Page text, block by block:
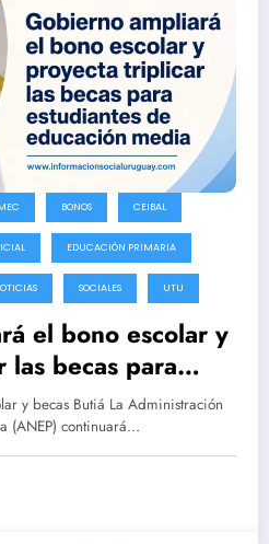
BONOS CEIBAL
EDUCACIÓN PRIMARIA
SOCIALES UTU
el bono escolar y
becas para
media
y becas Butiá La Administración
(ANEP) continuará…